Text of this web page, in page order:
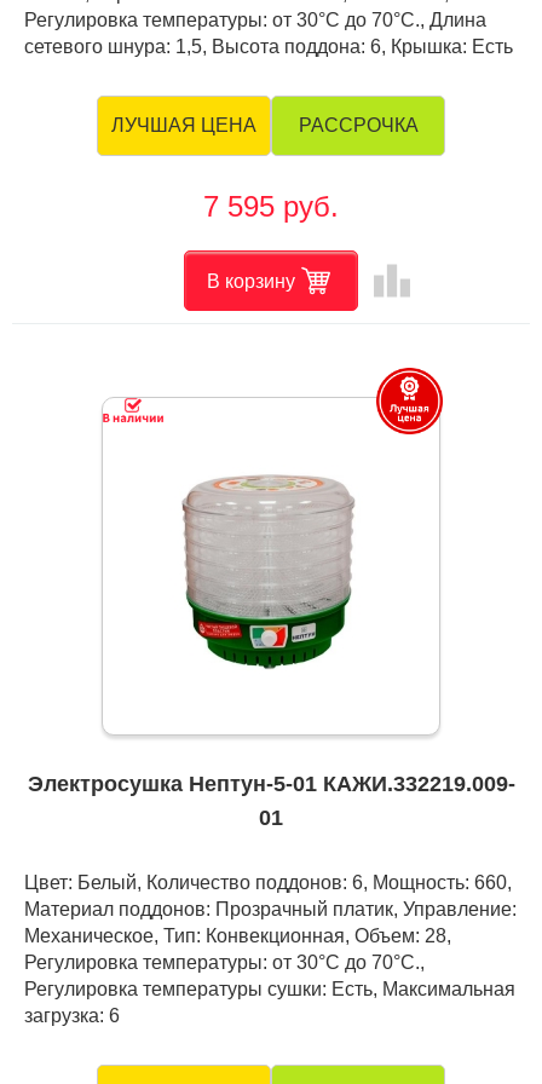
Регулировка температуры: от 30°С до 70°С., Длина
сетевого шнура: 1,5, Высота поддона: 6, Крышка: Есть
ЛУЧШАЯ ЦЕНА РАССРОЧКА
7 595 руб.
В корзину leaderboard
Электросушка Нептун-5-01 КАЖИ.332219.009-
01
Цвет: Белый, Количество поддонов: 6, Мощность: 660,
Материал поддонов: Прозрачный платик, Управление:
Механическое, Тип: Конвекционная, Объем: 28,
Регулировка температуры: от 30°С до 70°С.,
Регулировка температуры сушки: Есть, Максимальная
загрузка: 6